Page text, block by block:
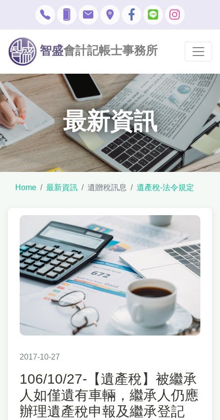
智盛會計記帳士事務所
最新資訊
Home 最新資訊 遺贈稅訊息 遺產稅-法令規定
2017-10-27
106/10/27-【遺產稅】被繼承
人如僅遺有車輛，繼承人仍應
辦理遺產稅申報及繼承登記